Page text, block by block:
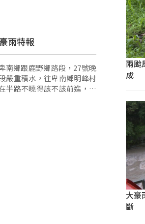
雨特報
南鄉跟鹿野鄉路段，27號晚
嚴重積水，往卑南鄉明峰村
半路不曉得該不該前進，因
兩颱
成
大豪
斷